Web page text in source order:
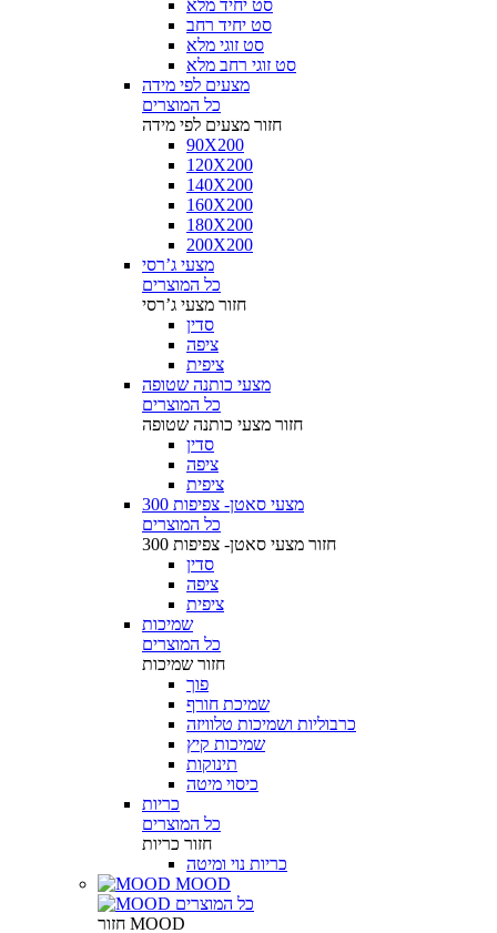
סט יחיד מלא
סט יחיד רחב
סט זוגי מלא
סט זוגי רחב מלא
מצעים לפי מידה
כל המוצרים
חזור מצעים לפי מידה
90X200
120X200
140X200
160X200
180X200
200X200
מצעי ג’רסי
כל המוצרים
חזור מצעי ג’רסי
סדין
ציפה
ציפית
מצעי כותנה שטופה
כל המוצרים
חזור מצעי כותנה שטופה
סדין
ציפה
ציפית
מצעי סאטן- צפיפות 300
כל המוצרים
חזור מצעי סאטן- צפיפות 300
סדין
ציפה
ציפית
שמיכות
כל המוצרים
חזור שמיכות
פוך
שמיכת חורף
כרבוליות ושמיכות טלוויזה
שמיכות קיץ
תינוקות
כיסוי מיטה
כריות
כל המוצרים
חזור כריות
כריות נוי ומיטה
MOOD
כל המוצרים
חזור MOOD